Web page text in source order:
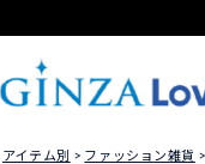
アイテム別 ファッション雑貨